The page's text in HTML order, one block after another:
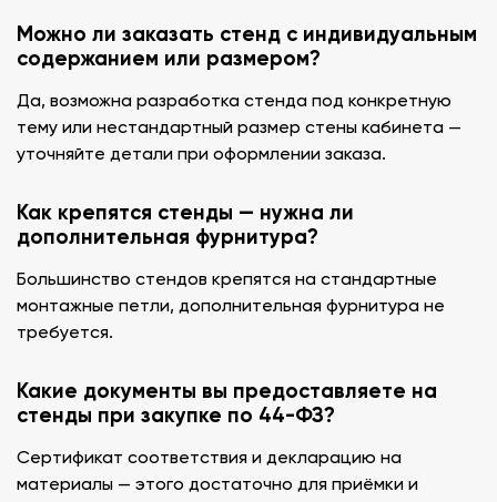
Можно ли заказать стенд с индивидуальным
содержанием или размером?
Да, возможна разработка стенда под конкретную
тему или нестандартный размер стены кабинета —
уточняйте детали при оформлении заказа.
Как крепятся стенды — нужна ли
дополнительная фурнитура?
Большинство стендов крепятся на стандартные
монтажные петли, дополнительная фурнитура не
требуется.
Какие документы вы предоставляете на
стенды при закупке по 44-ФЗ?
Сертификат соответствия и декларацию на
материалы — этого достаточно для приёмки и